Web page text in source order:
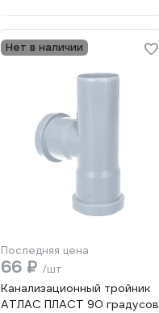
Нет в наличии
Последняя цена
66 ₽ /шт
Канализационный тройник
АТЛАС ПЛАСТ 90 градусов